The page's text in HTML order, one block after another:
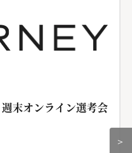
末オンライン選考会
＞